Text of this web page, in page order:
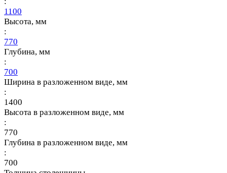
1100
Высота, мм
:
770
Глубина, мм
:
700
Ширина в разложенном виде, мм
:
1400
Высота в разложенном виде, мм
:
770
Глубина в разложенном виде, мм
:
700